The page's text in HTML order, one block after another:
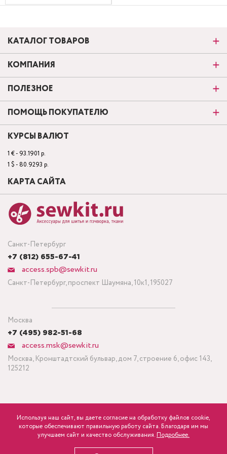
р. розница Минимальный заказ ткани от 3 метров
Санкт-Петербург
+7 (812) 655-67-41
access.spb@sewkit.ru
Санкт-Петербург, проспект Шаумяна, 10к1, 195027
Москва
+7 (495) 982-51-68
access.msk@sewkit.ru
Москва, Кронштадтский бульвар, дом 7, строение 6, офис 143,
125212
КАТАЛОГ ТОВАРОВ
КОМПАНИЯ
ПОЛЕЗНОЕ
ПОМОЩЬ ПОКУПАТЕЛЮ
КУРСЫ ВАЛЮТ
1 € - 93.1901 р.
1 $ - 80.9293 р.
КАРТА САЙТА
Политика конфиденциальности
ПОДПИСАТЬСЯ НА НОВОСТИ
Используя наш сайт, вы даете согласие на обработку файлов cookie,
которые обеспечивают правильную работу сайта. Благодаря им мы
улучшаем сайт и качество обслуживания. Подробнее.